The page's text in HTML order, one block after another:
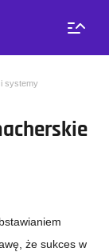
systemy
że sukces w